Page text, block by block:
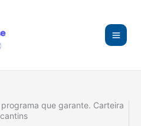
que garante. Carteira